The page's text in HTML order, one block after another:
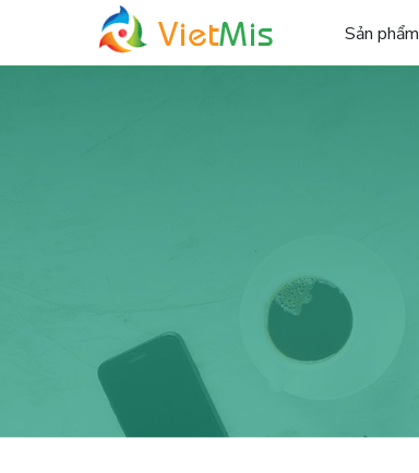
Sản phẩm